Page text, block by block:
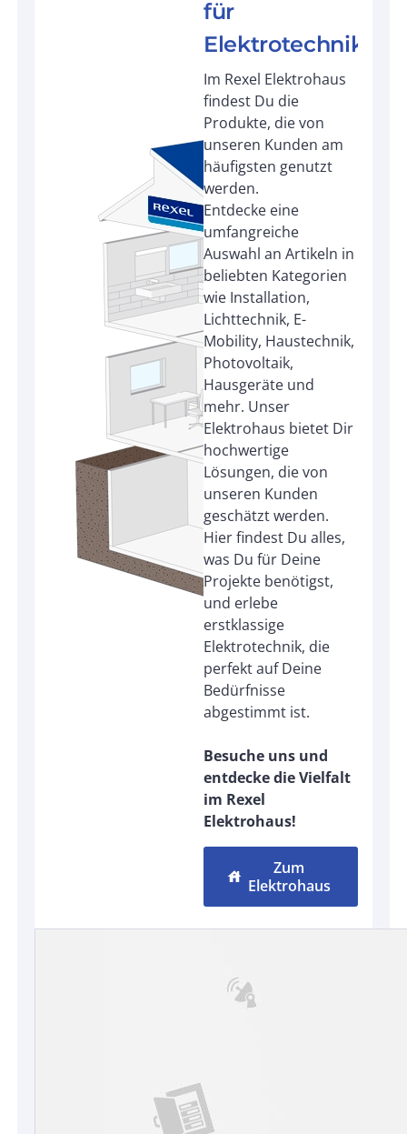
für
Elektrotechnik
Im Rexel Elektrohaus
findest Du die
Produkte, die von
unseren Kunden am
häufigsten genutzt
werden.
Entdecke eine
umfangreiche
Auswahl an Artikeln in
beliebten Kategorien
wie Installation,
Lichttechnik, E-
Mobility, Haustechnik,
Photovoltaik,
Hausgeräte und
mehr. Unser
Elektrohaus bietet Dir
hochwertige
Lösungen, die von
unseren Kunden
geschätzt werden.
Hier findest Du alles,
was Du für Deine
Projekte benötigst,
und erlebe
erstklassige
Elektrotechnik, die
perfekt auf Deine
Bedürfnisse
abgestimmt ist.
Besuche uns und
entdecke die Vielfalt
im Rexel
Elektrohaus!
house
Zum
Elektrohaus